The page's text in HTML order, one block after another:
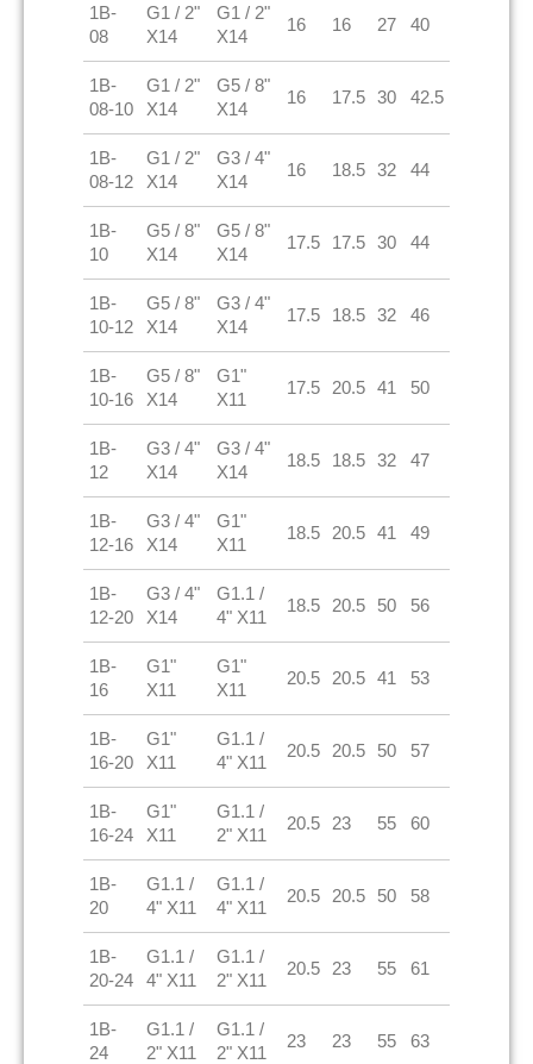
1B-
08
G1 / 2"
X14
G1 / 2"
X14
16 16 27 40
1B-
08-10
G1 / 2"
X14
G5 / 8"
X14
16 17.5 30 42.5
1B-
08-12
G1 / 2"
X14
G3 / 4"
X14
16 18.5 32 44
1B-
10
G5 / 8"
X14
G5 / 8"
X14
17.5 17.5 30 44
1B-
10-12
G5 / 8"
X14
G3 / 4"
X14
17.5 18.5 32 46
1B-
10-16
G5 / 8"
X14
G1"
X11
17.5 20.5 41 50
1B-
12
G3 / 4"
X14
G3 / 4"
X14
18.5 18.5 32 47
1B-
12-16
G3 / 4"
X14
G1"
X11
18.5 20.5 41 49
1B-
12-20
G3 / 4"
X14
G1.1 /
4" X11
18.5 20.5 50 56
1B-
16
G1"
X11
G1"
X11
20.5 20.5 41 53
1B-
16-20
G1"
X11
G1.1 /
4" X11
20.5 20.5 50 57
1B-
16-24
G1"
X11
G1.1 /
2" X11
20.5 23 55 60
1B-
20
G1.1 /
4" X11
G1.1 /
4" X11
20.5 20.5 50 58
1B-
20-24
G1.1 /
4" X11
G1.1 /
2" X11
20.5 23 55 61
1B-
24
G1.1 /
2" X11
G1.1 /
2" X11
23 23 55 63